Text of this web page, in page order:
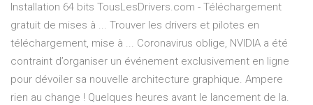
Installation 64 bits TousLesDrivers.com - Téléchargement
gratuit de mises à ... Trouver les drivers et pilotes en
téléchargement, mise à ... Coronavirus oblige, NVIDIA a été
contraint d’organiser un événement exclusivement en ligne
pour dévoiler sa nouvelle architecture graphique. Ampere
rien au change ! Quelques heures avant le lancement de la.